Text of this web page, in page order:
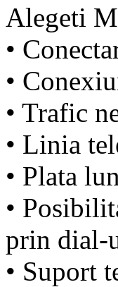
Alegeti
•
•
• Trafic
• Linia
• Plata
•
prin dial-
• Suport